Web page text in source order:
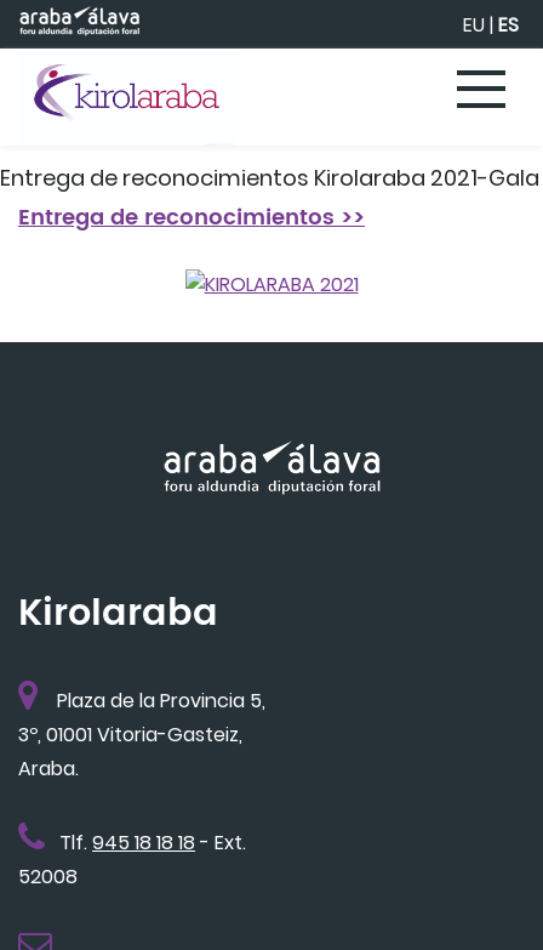
Saltar al contenido principal EU|ES
Entrega de reconocimientos Kirolaraba 2021-Gala
Entrega de reconocimientos >>
Kirolaraba
Plaza de la Provincia 5,
3º, 01001 Vitoria-Gasteiz,
Araba.
Tlf.945 18 18 18 - Ext.
52008